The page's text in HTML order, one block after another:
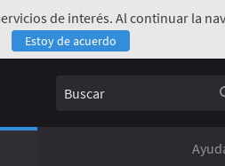
de interés. Al continuar la
externo)
Estoy de acuerdo
Buscar